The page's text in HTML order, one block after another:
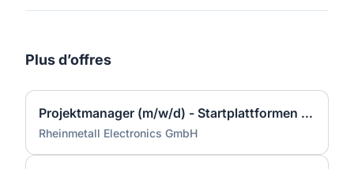
Plus d’offres
Projektmanager (m/w/d) - Startplattformen für Lenkflugkörper im Flugabwehrbereich
Rheinmetall Electronics GmbH